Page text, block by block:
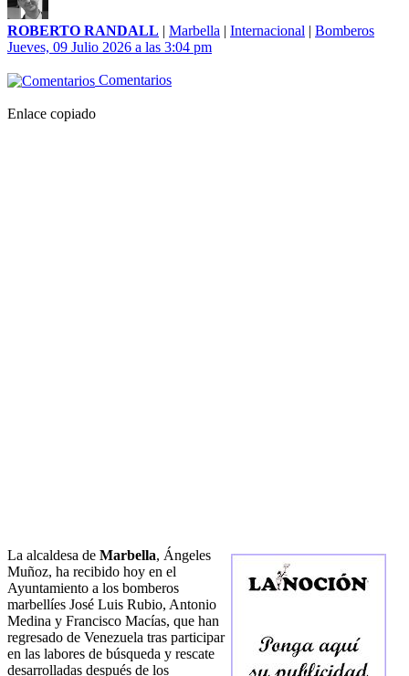
ROBERTO RANDALL | Marbella | Internacional | Bomberos
Jueves, 09 Julio 2026 a las 3:04 pm
Comentarios
Enlace copiado
La alcaldesa de Marbella, Ángeles
Muñoz, ha recibido hoy en el
Ayuntamiento a los bomberos
marbellíes José Luis Rubio, Antonio
Medina y Francisco Macías, que han
regresado de Venezuela tras participar
en las labores de búsqueda y rescate
desarrolladas después de los